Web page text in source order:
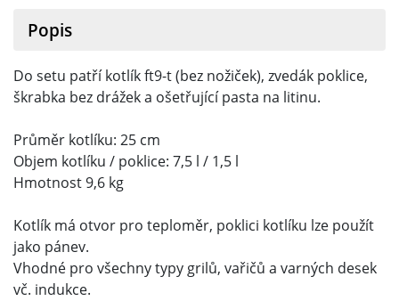
Popis
Do setu patří kotlík ft9-t (bez nožiček), zvedák poklice,
škrabka bez drážek a ošetřující pasta na litinu.
Průměr kotlíku: 25 cm
Objem kotlíku / poklice: 7,5 l / 1,5 l
Hmotnost 9,6 kg
Kotlík má otvor pro teploměr, poklici kotlíku lze použít
jako pánev.
Vhodné pro všechny typy grilů, vařičů a varných desek
vč. indukce.